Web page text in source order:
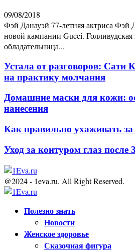
09/08/2018
Фэй Данауэй 77-летняя актриса Фэй
новой кампании Gucci. Голливудская
обладательница...
Устала от разговоров: Сати
на практику молчания
Домашние маски для кожи:
нанесения
Как правильно ухаживать
Уход за контуром глаз после
@2024 - 1eva.ru. All Right Reserved.
Полезно знать
Новости
Женское здоровье
Сказочная фигура